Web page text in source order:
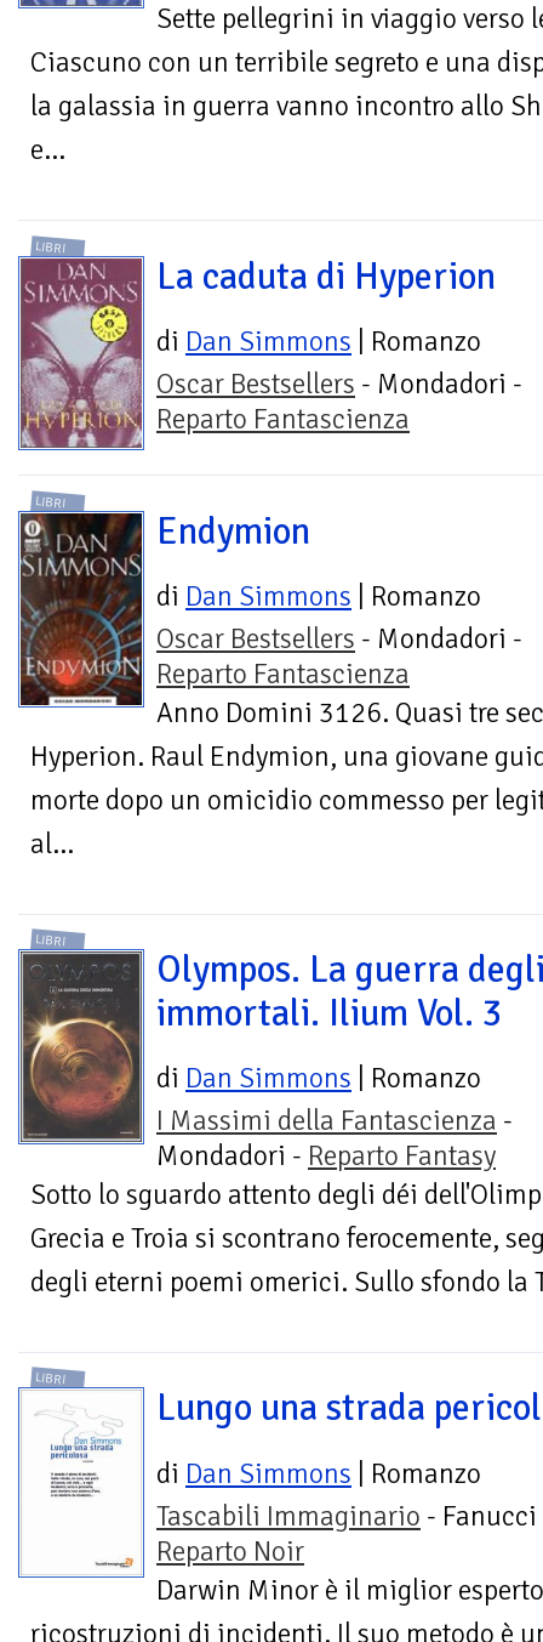
Sette pellegrini in viaggio verso
Ciascuno con un terribile segreto e una
la galassia in guerra vanno incontro allo
e...
LIBRI
La caduta di Hyperion
di Dan Simmons | Romanzo
Oscar Bestsellers - Mondadori -
Reparto Fantascienza
LIBRI
Endymion
di Dan Simmons | Romanzo
Oscar Bestsellers - Mondadori -
Reparto Fantascienza
Anno Domini 3126. Quasi tre
Hyperion. Raul Endymion, una giovane
morte dopo un omicidio commesso per
al...
LIBRI
Olympos. La guerra
immortali. Ilium Vol. 3
di Dan Simmons | Romanzo
I Massimi della Fantascienza -
Mondadori - Reparto Fantasy
Sotto lo sguardo attento degli déi
Grecia e Troia si scontrano ferocemente,
degli eterni poemi omerici. Sullo sfondo la
LIBRI
Lungo una strada
di Dan Simmons | Romanzo
Tascabili Immaginario - Fanucci
Reparto Noir
Darwin Minor è il miglior
ricostruzioni di incidenti. Il suo metodo è